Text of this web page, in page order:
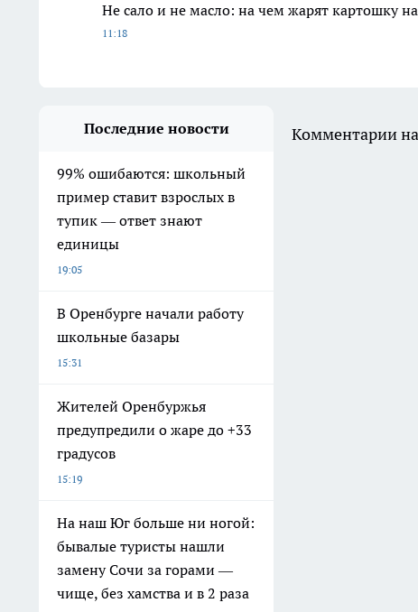
Не сало и не масло: на чем жарят картошку
11:18
Последние новости
99% ошибаются: школьный
пример ставит взрослых в
тупик — ответ знают
единицы
19:05
В Оренбурге начали работу
школьные базары
15:31
Жителей Оренбуржья
предупредили о жаре до +33
градусов
15:19
На наш Юг больше ни ногой:
бывалые туристы нашли
замену Сочи за горами —
чище, без хамства и в 2 раза
Комментарии